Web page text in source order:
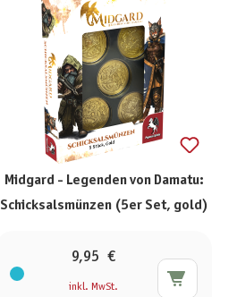
Midgard - Legenden von Damatu:
Schicksalsmünzen (5er Set, gold)
9,95 €
inkl. MwSt.